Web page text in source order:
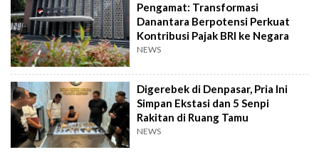
Pengamat: Transformasi
Danantara Berpotensi Perkuat
Kontribusi Pajak BRI ke Negara
NEWS
Digerebek di Denpasar, Pria Ini
Simpan Ekstasi dan 5 Senpi
Rakitan di Ruang Tamu
NEWS